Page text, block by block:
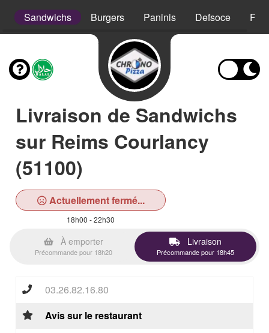
Sandwichs Burgers Paninis Defsoce
Livraison de Sandwichs
sur Reims Courlancy
(51100)
Actuellement fermé...
18h00 - 22h30
À emporter
Précommande pour 18h20
Livraison
Précommande pour 18h45
03.26.82.16.80
Avis sur le restaurant